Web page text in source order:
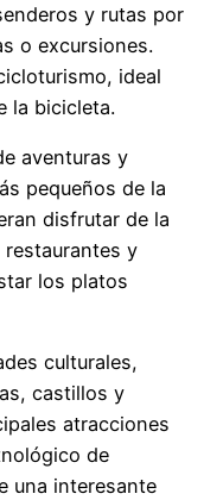
y rutas por
o excursiones.
ideal
la bicicleta.
aventuras y
pequeños de la
disfrutar de la
y
los platos
culturales,
castillos y
atracciones
de
una interesante